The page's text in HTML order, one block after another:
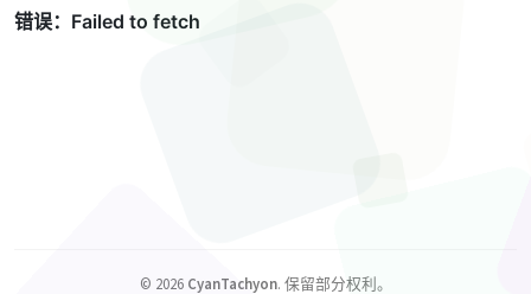
© 2026 CyanTachyon. 保留部分权利。